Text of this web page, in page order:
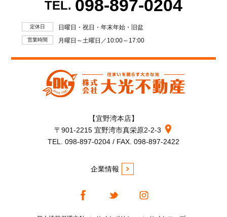
TEL. 098-897-0204
定休日 日曜日・祝日・年末年始・旧盆
営業時間 月曜日～土曜日／10:00～17:00
【宜野湾本店】
〒901-2215 宜野湾市真栄原2-2-3
TEL. 098-897-0204 / FAX. 098-897-2422
企業情報